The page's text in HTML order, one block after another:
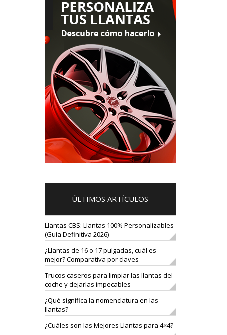
ÚLTIMOS ARTÍCULOS
Llantas CBS: Llantas 100% Personalizables
(Guía Definitiva 2026)
¿Llantas de 16 o 17 pulgadas, cuál es
mejor? Comparativa por claves
Trucos caseros para limpiar las llantas del
coche y dejarlas impecables
¿Qué significa la nomenclatura en las
llantas?
¿Cuáles son las Mejores Llantas para 4×4?